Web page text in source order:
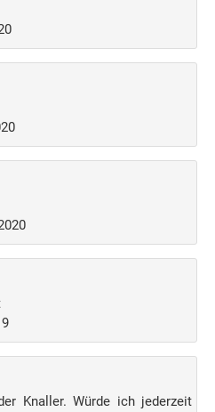
Knaller. Würde ich jederzeit